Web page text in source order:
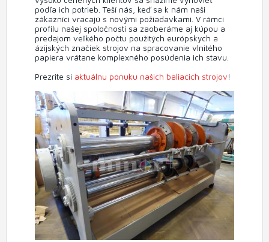
podľa ich potrieb. Teší nás, keď sa k nám naši
zákazníci vracajú s novými požiadavkami. V rámci
profilu našej spoločnosti sa zaoberáme aj kúpou a
predajom veľkého počtu použitých európskych a
ázijských značiek strojov na spracovanie vlnitého
papiera vrátane komplexného posúdenia ich stavu.
Prezrite si aktuálnu ponuku našich baliacich strojov!